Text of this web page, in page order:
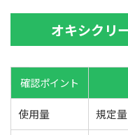
オキシクリ
確認ポイント
使用量 規定